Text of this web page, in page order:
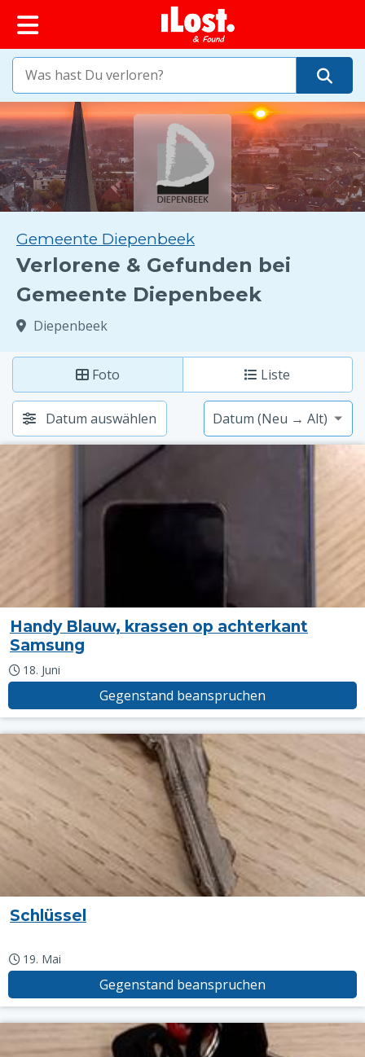
springen
Gemeente Diepenbeek
Verlorene & Gefunden bei
Gemeente Diepenbeek
Diepenbeek
Foto Liste
Datum auswählen
Handy Blauw, krassen op achterkant
Samsung
18. Juni
Gegenstand beanspruchen
Schlüssel
19. Mai
Gegenstand beanspruchen